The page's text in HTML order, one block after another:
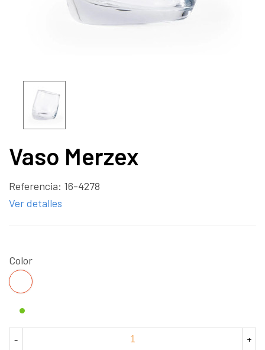
Vaso Merzex
Referencia: 16-4278
Ver detalles
Color
S/C
- +